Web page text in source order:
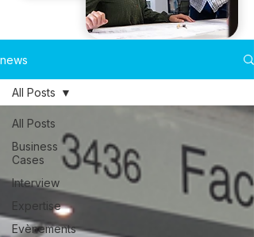
news
All Posts
Business
Cases
Interview
Expertise
Evènements
All Posts